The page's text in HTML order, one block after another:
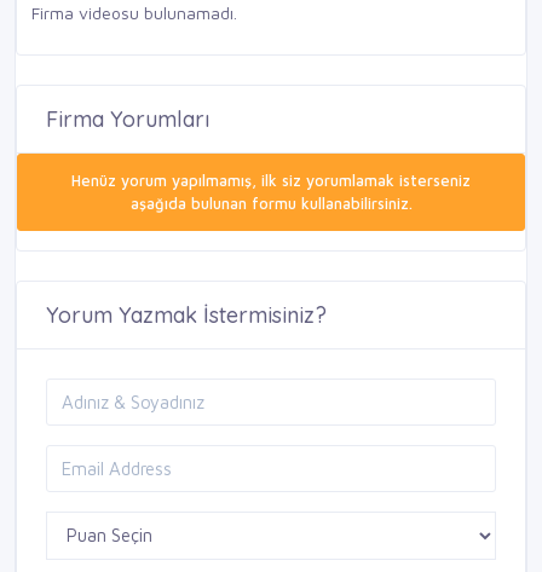
Firma videosu bulunamadı.
Firma Yorumları
Henüz yorum yapılmamış, ilk siz yorumlamak isterseniz
aşağıda bulunan formu kullanabilirsiniz.
Yorum Yazmak İstermisiniz?